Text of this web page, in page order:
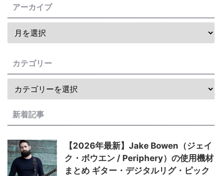
アーカイブ
カテゴリー
新着記事
【2026年最新】Jake Bowen（ジェイ
ク・ボウエン / Periphery）の使用機材
まとめ ギター・デジタルリグ・ピック